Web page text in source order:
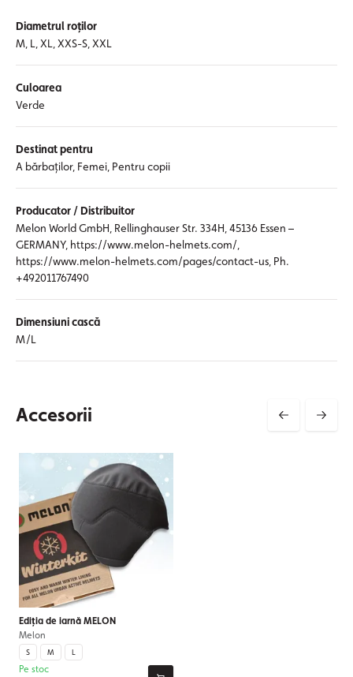
Diametrul roților
M, L, XL, XXS-S, XXL
Culoarea
Verde
Destinat pentru
A bărbaților, Femei, Pentru copii
Producator / Distribuitor
Melon World GmbH, Rellinghauser Str. 334H, 45136 Essen –
GERMANY, https://www.melon-helmets.com/,
https://www.melon-helmets.com/pages/contact-us, Ph.
+492011767490
Dimensiuni cască
M/L
Accesorii
Ediția de iarnă MELON
Melon
S M L
Pe stoc